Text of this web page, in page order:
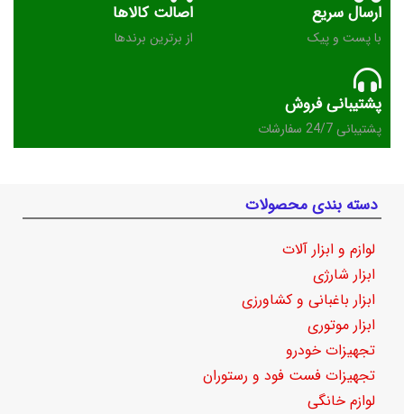
ارسال سریع
با پست و پیک
اصالت کالاها
از برترین برندها
پشتیبانی فروش
پشتیبانی 24/7 سفارشات
دسته بندی محصولات
لوازم و ابزار آلات
ابزار شارژی
ابزار باغبانی و کشاورزی
ابزار موتوری
تجهیزات خودرو
تجهیزات فست فود و رستوران
لوازم خانگی